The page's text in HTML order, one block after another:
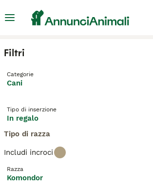
Filtri
Categorie
Cani
Tipo di inserzione
In regalo
Tipo di razza
Includi incroci
Razza
Komondor